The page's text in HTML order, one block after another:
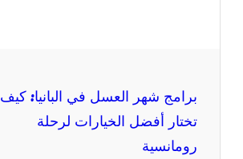
برامج شهر العسل في البانيا: كيف
تختار أفضل الخيارات لرحلة
رومانسية